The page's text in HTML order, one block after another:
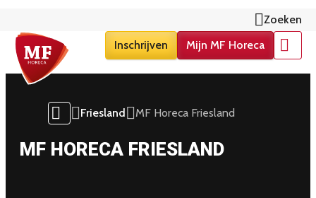
Zoeken
Inschrijven
Mijn MF Horeca
Friesland MF Horeca Friesland
MF HORECA FRIESLAND